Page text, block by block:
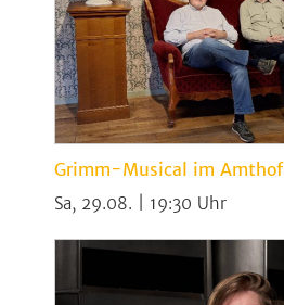
Grimm-Musical im Amthof
Sa, 29.08. | 19:30